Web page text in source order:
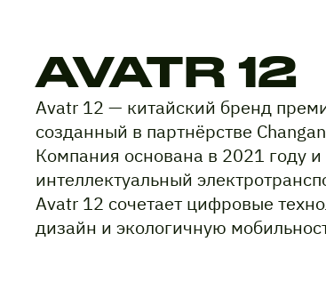
AVATR 12
Avatr 12 — китайский бренд
созданный в партнёрстве
Компания основана в 2021 году
интеллектуальный
Avatr 12 сочетает цифровые
дизайн и экологичную